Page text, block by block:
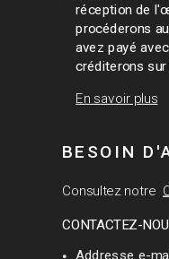
BESOIN
Consultez notre
CONTACTEZ-
Addresse e-
réception de
procéderons
avez payé
créditerons sur
En savoir plus